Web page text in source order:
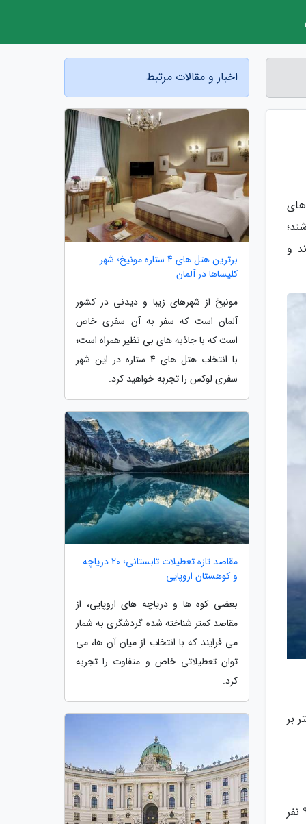
و
8 نفره که می تواند با سرعت 750 کیلومتر بر
دیگر ستاره برزیلی دنیای فوتبال هواپیمای شخصی از نوع سسنا سیتیشن CJ3 پلاس خریداری نموده است. این هواپیما 9 نفر
اخبار و مقالات مرتبط
برترین هتل های 4 ستاره مونیخ؛ شهر
کلیساها در آلمان
مونیخ از شهرهای زیبا و دیدنی در کشور
آلمان است که سفر به آن سفری خاص
است که با جاذبه های بی نظیر همراه است؛
با انتخاب هتل های 4 ستاره در این شهر
سفری لوکس را تجربه خواهید کرد.
مقاصد تازه تعطیلات تابستانی؛ 20 دریاچه
و کوهستان اروپایی
بعضی کوه ها و دریاچه های اروپایی، از
مقاصد کمتر شناخته شده گردشگری به شمار
می فرایند که با انتخاب از میان آن ها، می
توان تعطیلاتی خاص و متفاوت را تجربه
کرد.